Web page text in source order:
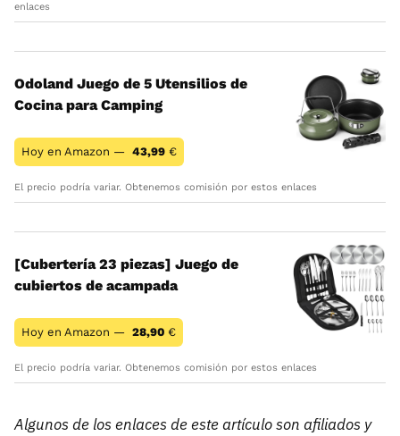
enlaces
Odoland Juego de 5 Utensilios de
Cocina para Camping
Hoy en Amazon — 43,99 €
El precio podría variar. Obtenemos comisión por estos enlaces
[Cubertería 23 piezas] Juego de
cubiertos de acampada
Hoy en Amazon — 28,90 €
El precio podría variar. Obtenemos comisión por estos enlaces
Algunos de los enlaces de este artículo son afiliados y